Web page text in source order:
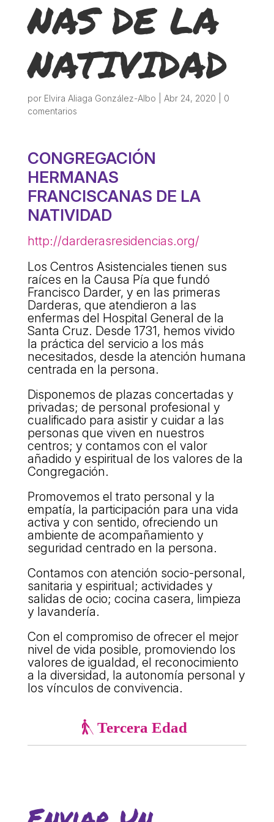
NAS DE LA
NATIVIDAD
por Elvira Aliaga González-Albo Abr 24, 2020
0
comentarios
CONGREGACIÓN
HERMANAS
FRANCISCANAS DE LA
NATIVIDAD
http://darderasresidencias.org/
Los Centros Asistenciales tienen sus
raíces en la Causa Pía que fundó
Francisco Darder, y en las primeras
Darderas, que atendieron a las
enfermas del Hospital General de la
Santa Cruz. Desde 1731, hemos vivido
la práctica del servicio a los más
necesitados, desde la atención humana
centrada en la persona.
Disponemos de plazas concertadas y
privadas; de personal profesional y
cualificado para asistir y cuidar a las
personas que viven en nuestros
centros; y contamos con el valor
añadido y espiritual de los valores de la
Congregación.
Promovemos el trato personal y la
empatía, la participación para una vida
activa y con sentido, ofreciendo un
ambiente de acompañamiento y
seguridad centrado en la persona.
Contamos con atención socio-personal,
sanitaria y espiritual; actividades y
salidas de ocio; cocina casera, limpieza
y lavandería.
Con el compromiso de ofrecer el mejor
nivel de vida posible, promoviendo los
valores de igualdad, el reconocimiento
a la diversidad, la autonomía personal y
los vínculos de convivencia.
Tercera Edad
ACCIÓ SOCIAL I JOVES
ESPLAIS
SUPORT TERCER SECTOR
CONEIX FUNDESPLAI
La Fundació
L'equip
Missió i valors
Els comptes clars
Memòria d'activitats
ACTUALITAT
Notícies
Butlletins
Fundesplai als mitjans
Xarxes socials
COL·LABORA
Fes voluntariat
Fes un donatiu
Treballa amb nosaltres